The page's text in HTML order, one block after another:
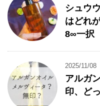
シュウ
はどれ
8∞一択
2025/11/08
アルガ
印、ど